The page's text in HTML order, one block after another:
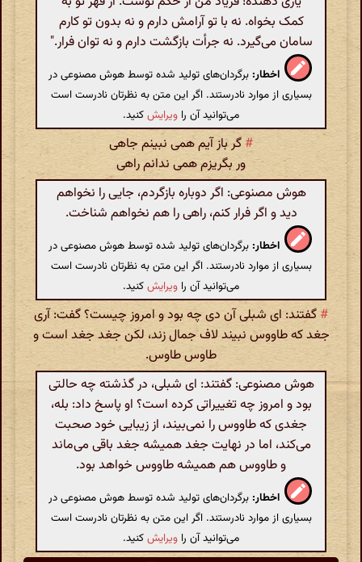
کمک بخواه. نه با تو آرامش دارم و نه بدون تو کارم
سامان می‌گیرد. نه جرأت بازگشت دارم و نه توان فرار."
اخطار: برگردان‌های تولید شده توسط هوش مصنوعی در
بسیاری از موارد نادرستند. اگر این متن به نظرتان نادرست است
می‌توانید آن را ویرایشکنید.
# گر باز آیم همی نبینم جاهی
ور بگریزم همی ندانم راهی‌
هوش مصنوعی: اگر دوباره بازگردم، جایی را نخواهم
دید و اگر فرار کنم، راهی را هم نخواهم شناخت.
اخطار: برگردان‌های تولید شده توسط هوش مصنوعی در
بسیاری از موارد نادرستند. اگر این متن به نظرتان نادرست است
می‌توانید آن را ویرایشکنید.
# گفتند: ای شبلی آن دی چه بود و امروز چیست؟ گفت: آری
جغد که طاووس نبیند لاف جمال زند، لکن جغد جغد است و
طاوس طاوس.
هوش مصنوعی: گفتند: ای شبلی، در گذشته چه حالتی
بود و امروز چه تغییراتی کرده است؟ او پاسخ داد: بله،
جغدی که طاووس را نمی‌بیند، از زیبایی خود صحبت
می‌کند، اما در نهایت جغد همیشه جغد باقی می‌ماند
و طاووس هم همیشه طاووس خواهد بود.
اخطار: برگردان‌های تولید شده توسط هوش مصنوعی در
بسیاری از موارد نادرستند. اگر این متن به نظرتان نادرست است
می‌توانید آن را ویرایشکنید.